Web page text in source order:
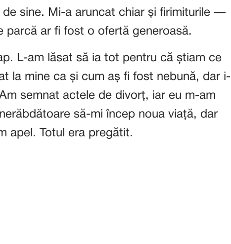
de sine. Mi-a aruncat chiar și firimiturile —
parcă ar fi fost o ofertă generoasă.
L-am lăsat să ia tot pentru că știam ce
la mine ca și cum aș fi fost nebună, dar i-
semnat actele de divorț, iar eu m-am
să-mi încep noua viață, dar
apel. Totul era pregătit.